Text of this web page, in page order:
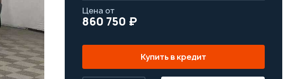
Цена от
860 750 ₽
Купить в кредит